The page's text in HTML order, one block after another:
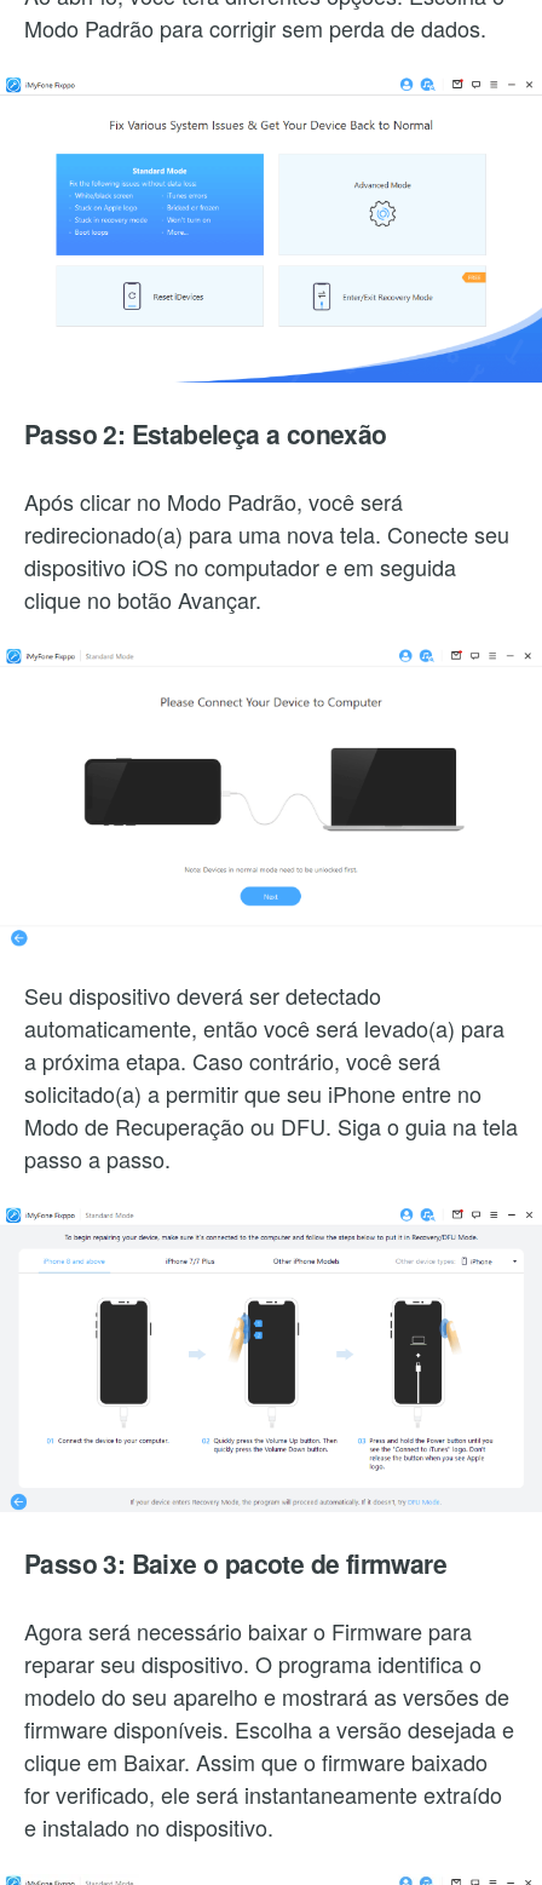
Modo Padrão para corrigir sem perda de dados.
Passo 2: Estabeleça a conexão
Após clicar no Modo Padrão, você será
redirecionado(a) para uma nova tela. Conecte seu
dispositivo iOS no computador e em seguida
clique no botão Avançar.
Seu dispositivo deverá ser detectado
automaticamente, então você será levado(a) para
a próxima etapa. Caso contrário, você será
solicitado(a) a permitir que seu iPhone entre no
Modo de Recuperação ou DFU. Siga o guia na tela
passo a passo.
Passo 3: Baixe o pacote de firmware
Agora será necessário baixar o Firmware para
reparar seu dispositivo. O programa identifica o
modelo do seu aparelho e mostrará as versões de
firmware disponíveis. Escolha a versão desejada e
clique em Baixar. Assim que o firmware baixado
for verificado, ele será instantaneamente extraído
e instalado no dispositivo.